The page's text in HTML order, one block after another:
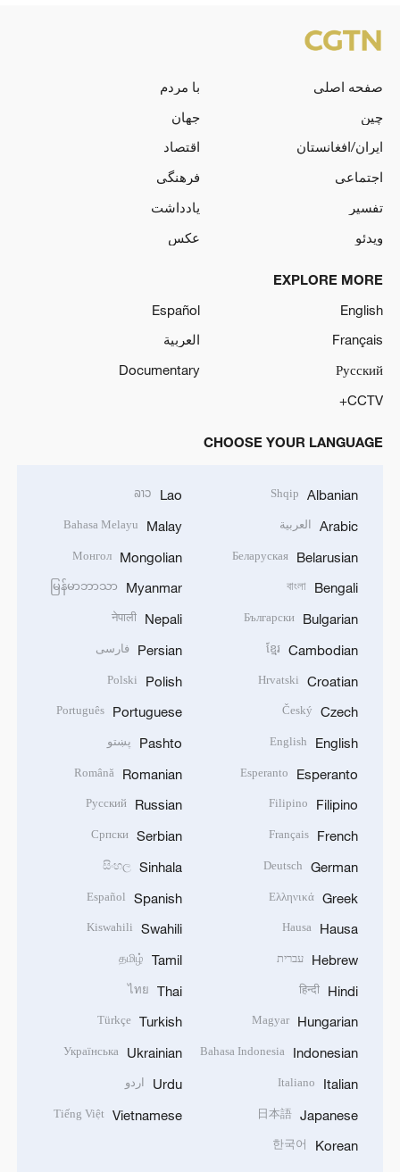
صفحه اصلی
با مردم
چین
جهان
ایران/افغانستان
اقتصاد
اجتماعی
فرهنگی
تفسیر
یادداشت
ویدئو
عکس
EXPLORE MORE
English
Español
Français
العربية
Русский
Documentary
CCTV+
CHOOSE YOUR LANGUAGE
Albanian
Shqip
Arabic العربية
Belarusian
Беларуская
Bengali
বাংলা
Bulgarian
Български
Cambodian
ខ្មែរ
Croatian
Hrvatski
Czech
Český
English
English
Esperanto
Esperanto
Filipino
Filipino
French
Français
German
Deutsch
Greek
Ελληνικά
Hausa
Hausa
Hebrew עברית
Hindi
हिन्दी
Hungarian
Magyar
Indonesian
Bahasa Indonesia
Italian
Italiano
Japanese
日本語
Korean
한국어
Lao
ລາວ
Malay
Bahasa Melayu
Mongolian
Монгол
Myanmar
မြန်မာဘာသာ
Nepali
नेपाली
Persian فارسی
Polish
Polski
Portuguese
Português
Pashto پښتو
Romanian
Română
Russian
Русский
Serbian
Српски
Sinhala
සිංහල
Spanish
Español
Swahili
Kiswahili
Tamil
தமிழ்
Thai
ไทย
Turkish
Türkçe
Ukrainian
Українська
Urdu اردو
Vietnamese
Tiếng Việt